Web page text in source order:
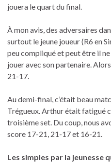
jouera le quart du final.
À mon avis, des adversaires
surtout le jeune joueur (R6 en
peu compliqué et peut être il
jouer avec son partenaire.
21-17.
Au demi-final, c’était beau
Trégueux. Arthur était fatigué
troisième set. Du coup, nous
score 17-21, 21-17 et 16-21.
Les simples par la jeunesse